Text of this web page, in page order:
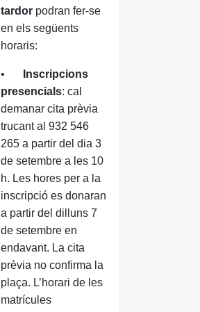
tardor podran fer-se
en els següents
horaris:
•
Inscripcions
presencials: cal
demanar cita prèvia
trucant al 932 546
265 a partir del dia 3
de setembre a les 10
h. Les hores per a la
inscripció es donaran
a partir del dilluns 7
de setembre en
endavant. La cita
prèvia no confirma la
plaça. L’horari de les
matrícules